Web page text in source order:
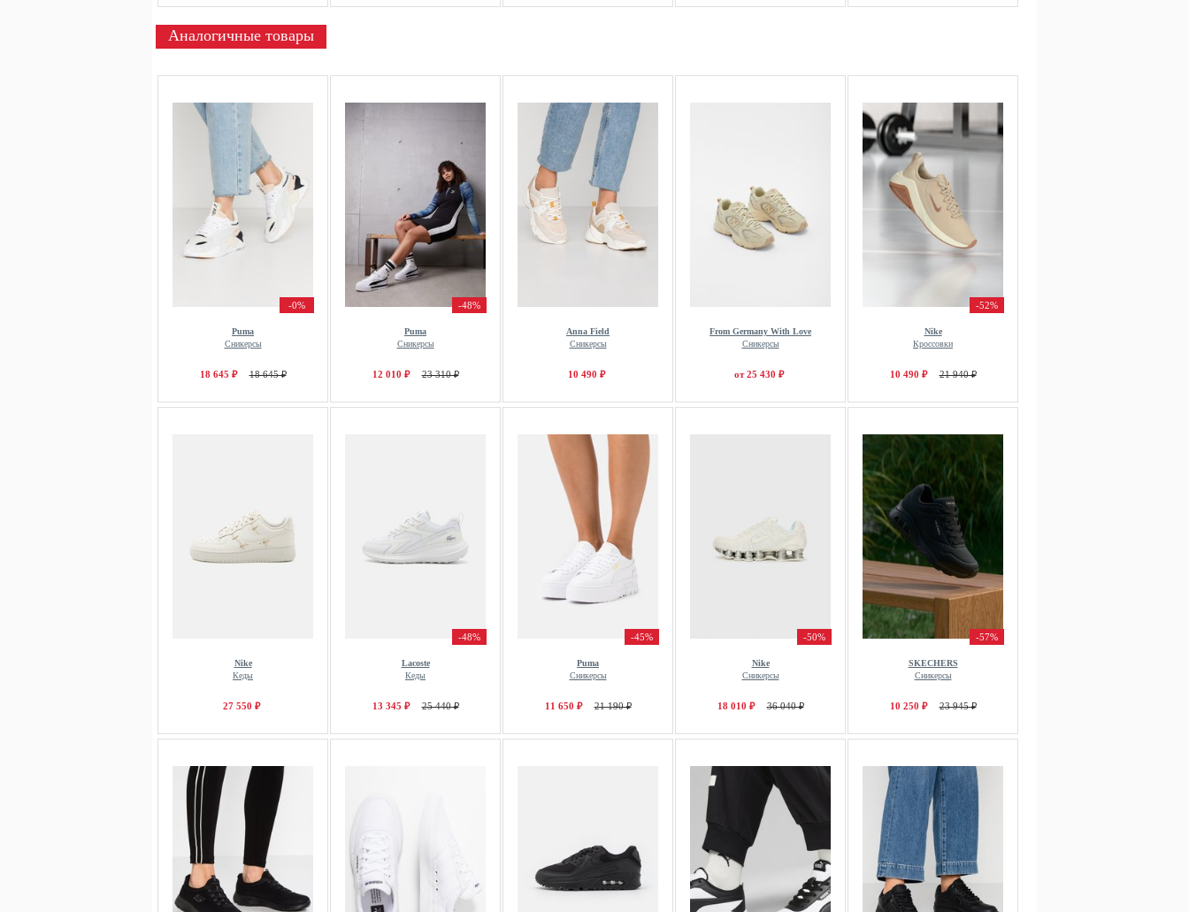
Аналогичные товары
-0%
Puma
Сникерсы
18 645 ₽ 18 645 ₽
-48%
Puma
Сникерсы
12 010 ₽ 23 310 ₽
Anna Field
Сникерсы
10 490 ₽
From Germany With Love
Сникерсы
от 25 430 ₽
-52%
Nike
Кроссовки
10 490 ₽ 21 940 ₽
Nike
Кеды
27 550 ₽
-48%
Lacoste
Кеды
13 345 ₽ 25 440 ₽
-45%
Puma
Сникерсы
11 650 ₽ 21 190 ₽
-50%
Nike
Сникерсы
18 010 ₽ 36 040 ₽
-57%
SKECHERS
Сникерсы
10 250 ₽ 23 945 ₽